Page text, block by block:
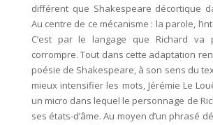
différent que Shakespeare décortique
Au centre de ce mécanisme : la parole,
C’est par le langage que Richard va
corrompre. Tout dans cette adaptation
poésie de Shakespeare, à son sens du
mieux intensifier les mots, Jérémie Le
un micro dans lequel le personnage de
ses états-d’âme. Au moyen d’un phrasé